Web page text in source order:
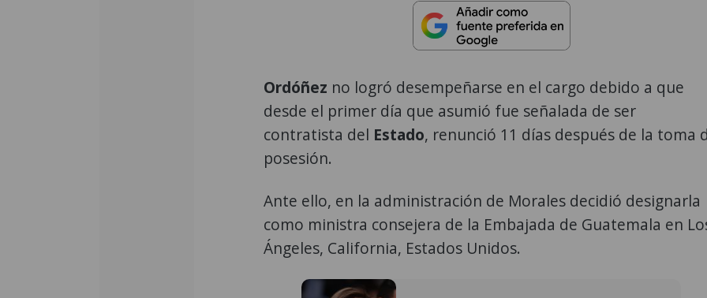
Ordóñez no logró desempeñarse en el cargo debido a que
desde el primer día que asumió fue señalada de ser
contratista del Estado, renunció 11 días después de la toma
posesión.
Ante ello, en la administración de Morales decidió designarla
como ministra consejera de la Embajada de Guatemala en
Ángeles, California, Estados Unidos.